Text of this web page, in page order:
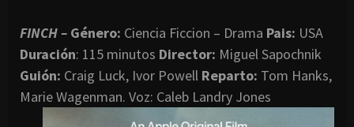
FINCH – Género: Ciencia Ficcion – Drama Pais: USA
Duración: 115 minutos Director: Miguel Sapochnik
Guión: Craig Luck, Ivor Powell Reparto: Tom Hanks,
Marie Wagenman. Voz: Caleb Landry Jones